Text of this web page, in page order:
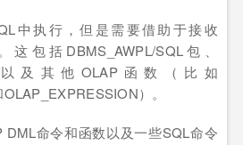
中执行，但是需要借助于接收
包括DBMS_AWPL/SQL包、
以及其他OLAP函数（比如
）。
DML命令和函数以及一些SQL命令